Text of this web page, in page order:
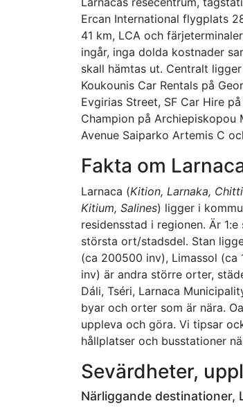
Ercan International flygplats
41 km, LCA och
ingår, inga dolda kostnader
skall hämtas ut. Centralt
Koukounis Car Rentals på
Evgirias Street, SF Car Hire
Champion på Archiepiskopou
Avenue Saiparko Artemis C
Fakta om
Larnaca (Kition, Larnaka,
Kitium, Salines) ligger i
residensstad i regionen. Är
största ort/stadsdel. Stan
(ca 200500 inv), Limassol (ca
inv) är andra större orter,
Dáli, Tséri, Larnaca
byar och orter som är nära.
uppleva och göra. Vi tipsar
hållplatser och busstationer
Sevärdheter,
Närliggande destinationer,